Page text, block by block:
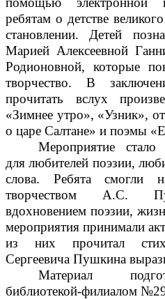
ребятам о детстве
становлении. Детей
Марией Алексеевной
Родионовной, которые
творчество. В
прочитать вслух
«Зимнее утро», «Узник»,
о царе Салтане» и поэмы
Мероприятие стало
для любителей поэзии,
слова. Ребята смогли
творчеством А.С.
вдохновением поэзии,
мероприятия принимали
из них прочитал
Сергеевича Пушкина
Материал
библиотекой-филиалом